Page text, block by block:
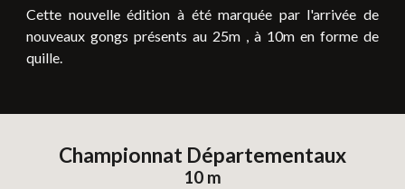
Cette nouvelle édition à été marquée par l'arrivée de
nouveaux gongs présents au 25m , à 10m en forme de
quille.
Championnat Départementaux
10 m